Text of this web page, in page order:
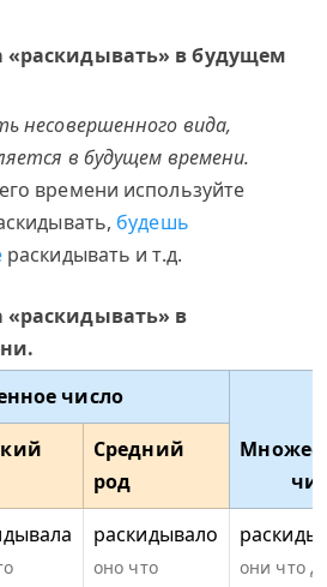
«раскидывать» в будущем
несовершенного вида,
в будущем времени.
времени используйте
будешь
раскидывать и т.д.
«раскидывать» в
число
Средний
род
раскидывало
оно что
они что